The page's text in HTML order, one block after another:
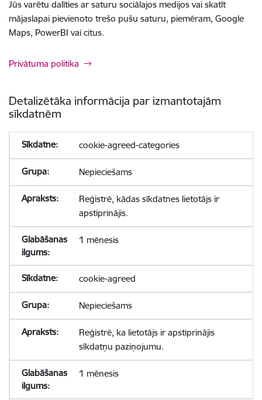
Jūs varētu dalīties ar saturu sociālajos medijos vai skatīt
mājaslapai pievienoto trešo pušu saturu, piemēram, Google
Maps, PowerBI vai citus.
Privātuma politika
Detalizētāka informācija par izmantotajām
sīkdatnēm
cookie-agreed-categories
Nepieciešams
Reģistrē, kādas sīkdatnes lietotājs ir
apstiprinājis.
1 mēnesis
cookie-agreed
Nepieciešams
Reģistrē, ka lietotājs ir apstiprinājis
sīkdatņu paziņojumu.
1 mēnesis